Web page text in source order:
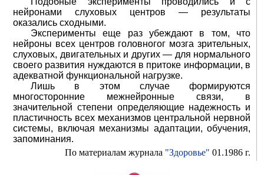
нейронами слуховых центров — результаты
оказались сходными.
Эксперименты еще раз убеждают в том, что
нейроны всех центров головногог мозга зрительных,
слуховых, двигательных и других — для нормального
своего развития нуждаются в притоке информации, в
адекватной функциональной нагрузке.
Лишь в этом случае формируются
многосторонние межнейронные связи, в
значительной степени определяющие надежность и
пластичность всех механизмов центральной нервной
системы, включая механизмы адаптации, обучения,
запоминания.
По материалам журнала "Здоровье" 01.1986 г.